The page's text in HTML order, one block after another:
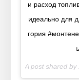
и расход
идеально для
гория
A post shared by